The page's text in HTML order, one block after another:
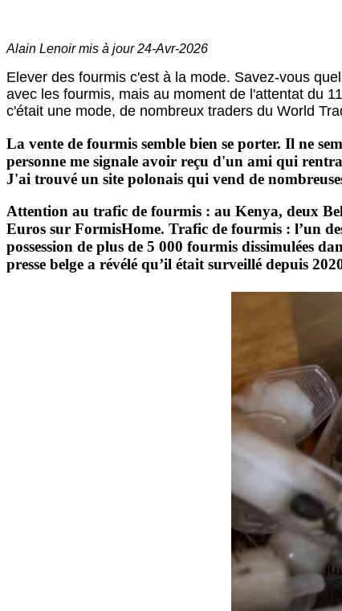
Alain Lenoir mis à jour24-Avr-2026
Elever des fourmis c'est à la mode. Savez-vous
avec les fourmis, mais au moment de l'attentat du
c'était une mode, de nombreux traders du World
La vente de fourmis semble bien se porter. Il ne
personne me signale avoir reçu d'un ami qui
J'ai trouvé un site polonais qui vend de
Attention au trafic de fourmis : au Kenya, deux
Euros sur FormisHome. Trafic de fourmis : l’un
possession de plus de 5 000 fourmis dissimulées
presse belge a révélé qu’il était surveillé depuis